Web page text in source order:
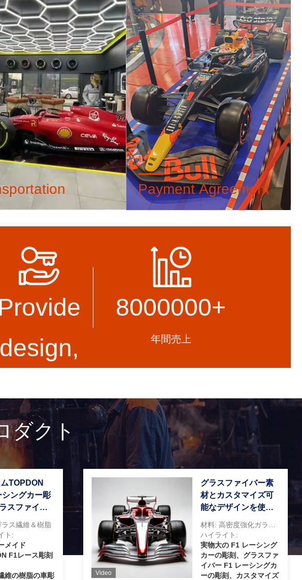
for cooperation can save
Payment Agreement
method: T/T, VISA, PAYPAL
Provide
design,
at
time, offer
8000000+
年間売上
ダクト
TOPDON
シングカー彫
スファイバ
ン製、耐候
ィング付
タースポー
プレイ用
ス繊維＆樹脂
ト:
メイド
F1レース彫刻
維の樹脂の車彫
Video
グラスファイバー素
材とカスタマイズ可
能なデザインを使用
した実物大の F1 レー
シングカーの彫刻
ハイライト:
実物大の F1 レーシング
カーの彫刻、グラスファ
イバー F1 レーシングカ
ーの彫刻、カスタマイズ